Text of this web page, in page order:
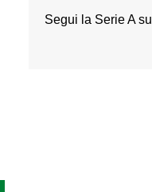
Segui la Serie A su